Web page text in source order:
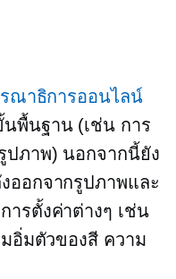
ณาธิการออนไลน์
พื้นฐาน (เช่น การ
ภาพ) นอกจากนี้ยัง
ออกจากรูปภาพและ
รตั้งค่าต่างๆ เช่น
อิ่มตัวของสี ความ